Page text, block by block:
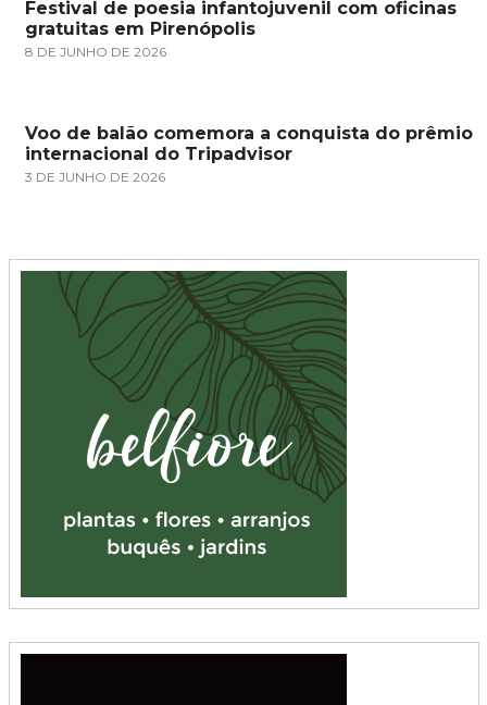
Festival de poesia infantojuvenil com oficinas
gratuitas em Pirenópolis
8 DE JUNHO DE 2026
Voo de balão comemora a conquista do prêmio
internacional do Tripadvisor
3 DE JUNHO DE 2026